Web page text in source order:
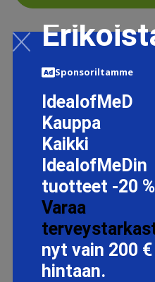
Sponsoriltamme
IdealofMeD
Kauppa
Kaikki
IdealofMeDin
tuotteet -20
Varaa
nyt vain 200 €
hintaan.